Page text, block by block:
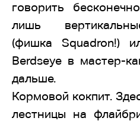
говорить
лишь
(фишка Squadron!)
Berdseye в мастер-
дальше.
Кормовой кокпит.
лестницы на